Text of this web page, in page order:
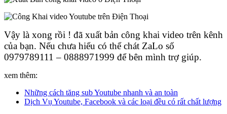
Vậy là xong rồi ! đã xuất bản công khai video trên kênh
của bạn. Nếu chưa hiểu có thể chát ZaLo số
0979789111 – 0888971999 để bên mình trợ giúp.
xem thêm:
Những cách tăng sub Youtube nhanh và an toàn
Dịch Vụ Youtube, Facebook và các loại đều có rất chất lượng